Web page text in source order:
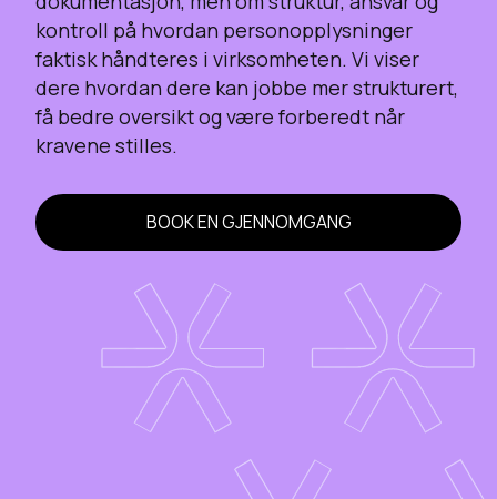
kontroll på hvordan personopplysninger
faktisk håndteres i virksomheten. Vi viser
dere hvordan dere kan jobbe mer strukturert,
få bedre oversikt og være forberedt når
kravene stilles.
BOOK EN GJENNOMGANG